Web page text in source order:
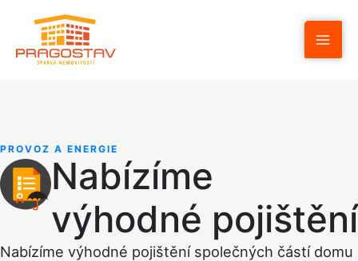
obsah
Nabízíme
výhodné pojištění
PROVOZ A ENERGIE
Nabízíme výhodné pojištění společných částí domu